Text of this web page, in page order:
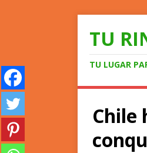
TU
TU LUGAR
Chile